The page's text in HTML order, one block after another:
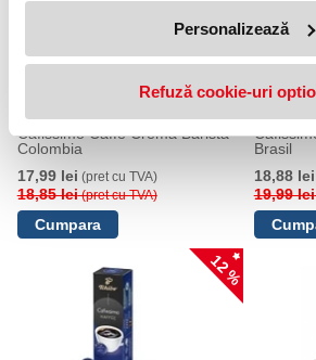
Personalizează
Refuză cookie-uri
Cutie 10 capsule cafea Tchibo
Cafissimo Caffe Crema Barista
Colombia
17,99 lei (pret cu TVA)
18,85 lei(pret cu TVA)
Cutie 10
Brasil
18,88 lei
19,99 lei
12 %